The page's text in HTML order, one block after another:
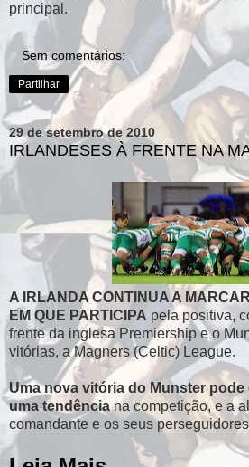
principal.
Sem comentários:
Partilhar
29 de setembro de 2010
IRLANDESES À FRENTE NA
A IRLANDA CONTINUA A
EM QUE PARTICIPA pela positiva,
frente da inglesa Premiership e o
vitórias, a Magners (Celtic) League.
Uma nova vitória do Munster
uma tendênciana competição, e a
comandante e os seus